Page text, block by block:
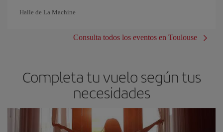
Halle de La Machine
Consulta todos los eventos en Toulouse
Completa tu vuelo según tus
necesidades